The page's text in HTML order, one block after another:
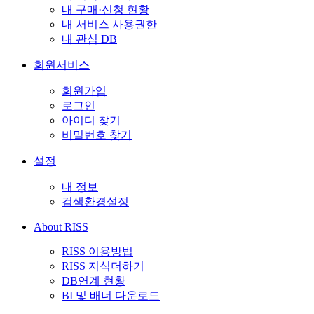
내 구매·신청 현황
내 서비스 사용권한
내 관심 DB
회원서비스
회원가입
로그인
아이디 찾기
비밀번호 찾기
설정
내 정보
검색환경설정
About RISS
RISS 이용방법
RISS 지식더하기
DB연계 현황
BI 및 배너 다운로드